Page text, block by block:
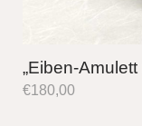
„Eiben-
€180,00